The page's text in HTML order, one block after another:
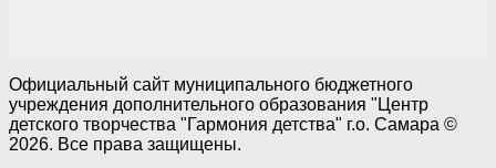
Официальный сайт муниципального бюджетного
учреждения дополнительного образования "Центр
детского творчества "Гармония детства" г.о. Самара ©
2026. Все права защищены.